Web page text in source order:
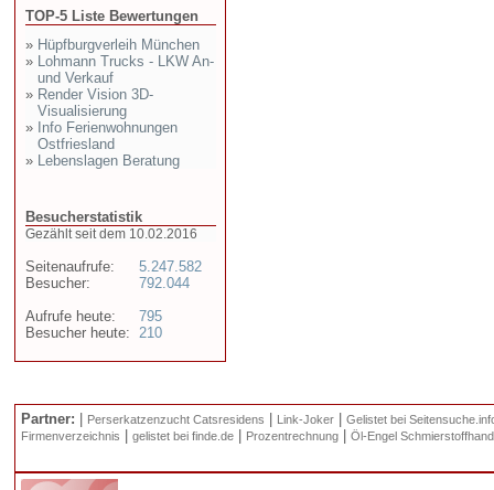
TOP-5 Liste Bewertungen
» Hüpfburgverleih München
» Lohmann Trucks - LKW An-
und Verkauf
» Render Vision 3D-
Visualisierung
» Info Ferienwohnungen
Ostfriesland
» Lebenslagen Beratung
Besucherstatistik
Gezählt seit dem 10.02.2016
Seitenaufrufe:
Besucher:
Aufrufe heute:
Besucher heute:
5.247.582
792.044
795
210
Partner: Perserkatzenzucht Catsresidens Link-Joker
Gelistet bei
Firmenverzeichnis
gelistet bei finde.de Prozentrechnung Öl-Engel